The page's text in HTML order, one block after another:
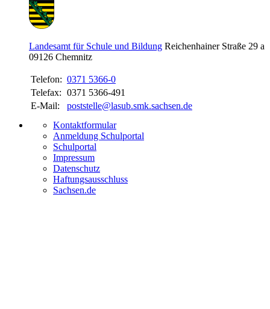
Landesamt für Schule und Bildung Reichenhainer Straße 29 a
09126 Chemnitz
Telefon: 0371 5366-0
Telefax: 0371 5366-491
E-Mail:
poststelle@lasub.smk.sachsen.de
Kontaktformular
Anmeldung Schulportal
Schulportal
Impressum
Datenschutz
Haftungsausschluss
Sachsen.de